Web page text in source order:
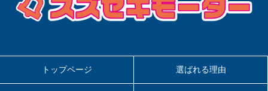
トップページ 選ばれる理由